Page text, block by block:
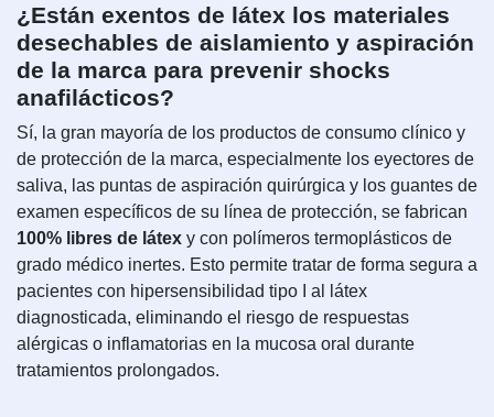
¿Están exentos de látex los materiales
desechables de aislamiento y aspiración
de la marca para prevenir shocks
anafilácticos?
Sí, la gran mayoría de los productos de consumo clínico y
de protección de la marca, especialmente los eyectores de
saliva, las puntas de aspiración quirúrgica y los guantes de
examen específicos de su línea de protección, se fabrican
100% libres de látex y con polímeros termoplásticos de
grado médico inertes. Esto permite tratar de forma segura a
pacientes con hipersensibilidad tipo I al látex
diagnosticada, eliminando el riesgo de respuestas
alérgicas o inflamatorias en la mucosa oral durante
tratamientos prolongados.